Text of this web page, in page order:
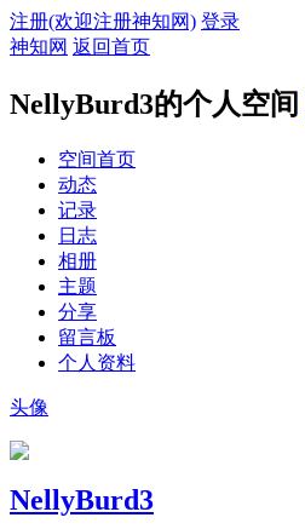
注册(欢迎注册神知网) 登录
神知网 返回首页
NellyBurd3的个人空间
空间首页
动态
记录
日志
相册
主题
分享
留言板
个人资料
头像
NellyBurd3